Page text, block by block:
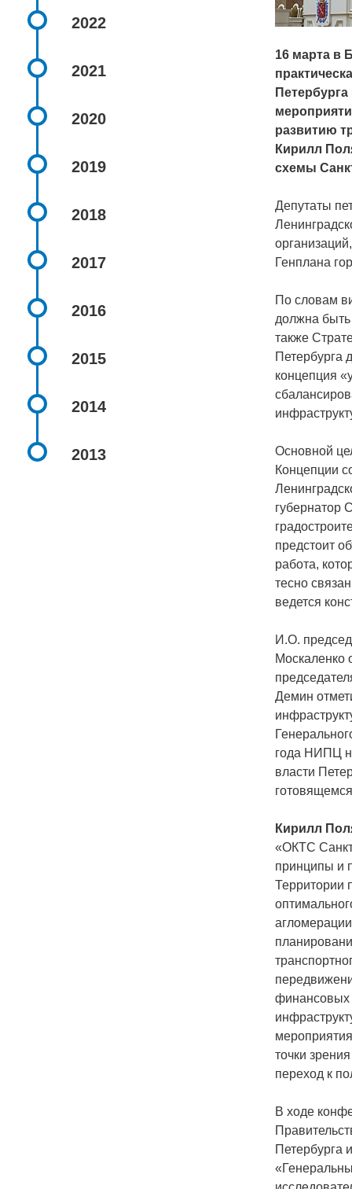
2022
2021
2020
2019
2018
2017
2016
2015
2014
2013
16 марта в
развитию
Кирилл
схемы
Депутаты
Генплана
По словам
должна быть
также
Петербурга
концепция
Основной
Концепции
губернатор
предстоит
работа,
тесно
ведется
И.О.
Москаленко
Демин
года НИПЦ
власти
Кирилл
«ОКТС
принципы и
Территории
финансовых
точки
переход к
В ходе
Петербурга